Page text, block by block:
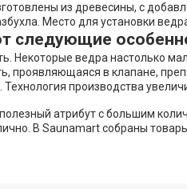
из древесины, с
Место для установки
следующие
Некоторые ведра настолько
проявляющаяся в клапане,
производства
атрибут с большим
В Saunamart собраны